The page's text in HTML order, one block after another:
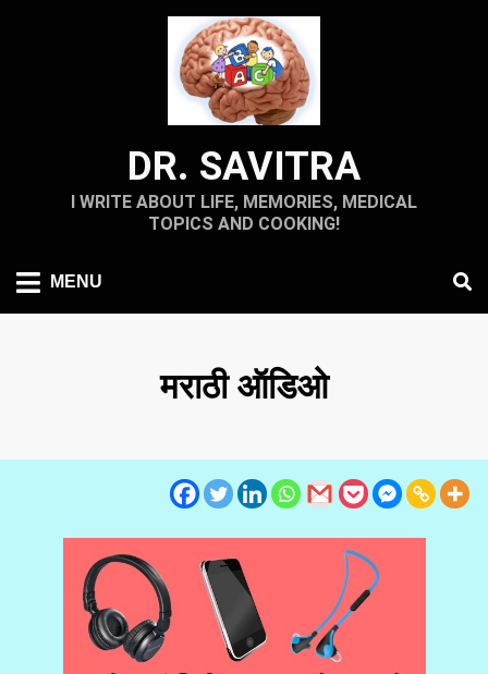
DR. SAVITRA
I WRITE ABOUT LIFE, MEMORIES, MEDICAL
TOPICS AND COOKING!
MENU
मराठी ऑडिओ